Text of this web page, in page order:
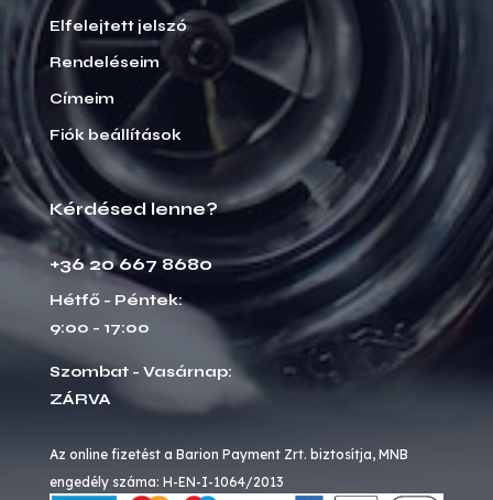
Elfelejtett jelszó
Rendeléseim
Címeim
Fiók beállítások
Kérdésed lenne?
+36 20 667 8680
Hétfő - Péntek:
9:00 - 17:00
Szombat - Vasárnap:
ZÁRVA
Az online fizetést a Barion Payment Zrt. biztosítja, MNB
engedély száma: H-EN-I-1064/2013